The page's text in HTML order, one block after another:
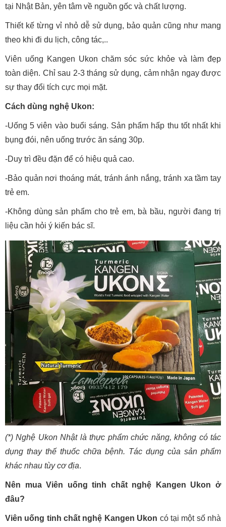
tại Nhật Bản, yên tâm về nguồn gốc và chất lượng.
Thiết kế từng vỉ nhỏ dễ sử dụng, bảo quản cũng như mang
theo khi đi du lịch, công tác,..
Viên uống Kangen Ukon chăm sóc sức khỏe và làm đẹp
toàn diện. Chỉ sau 2-3 tháng sử dụng, cảm nhận ngay được
sự thay đổi tích cực mọi mặt.
Cách dùng nghệ Ukon:
-Uống 5 viên vào buổi sáng. Sản phẩm hấp thu tốt nhất khi
bụng đói, nên uống trước ăn sáng 30p.
-Duy trì đều đặn để có hiệu quả cao.
-Bảo quản nơi thoáng mát, tránh ánh nắng, tránh xa tầm tay
trẻ em.
-Không dùng sản phẩm cho trẻ em, bà bầu, người đang trị
liệu cần hỏi ý kiến bác sĩ.
(*) Nghệ Ukon Nhật là thực phẩm chức năng, không có tác
dụng thay thế thuốc chữa bệnh. Tác dụng của sản phẩm
khác nhau tùy cơ địa.
Nên mua Viên uống tinh chất nghệ Kangen Ukon ở
đâu?
Viên uống tinh chất nghệ Kangen Ukon có tại một số nhà